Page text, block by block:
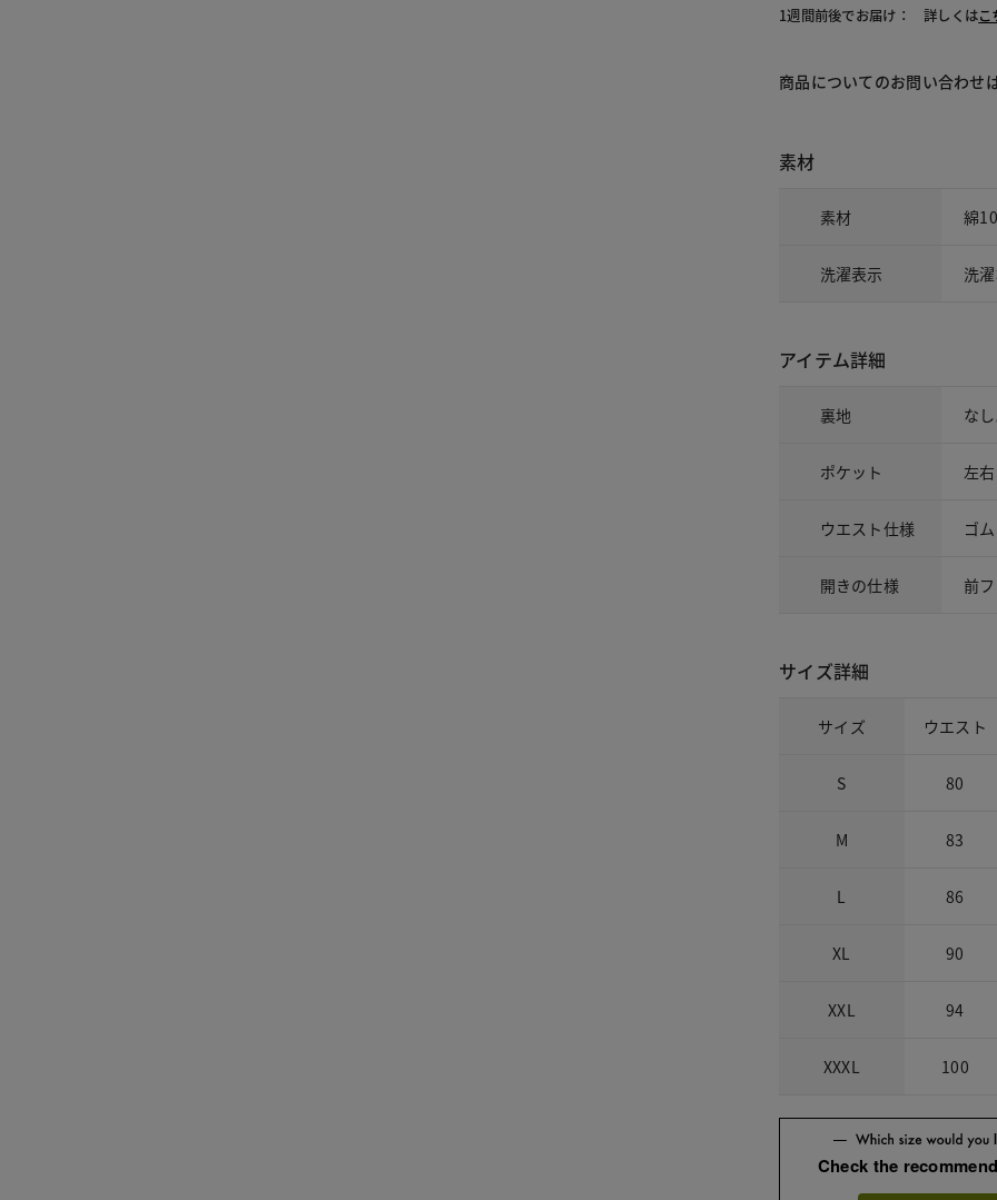
1週間前後でお届け： 詳しくはこ
商品についてのお問い合わせ
素材
素材 綿
洗濯表示 洗
アイテム詳細
裏地 なし
ポケット 左
ウエスト仕様 ゴム
開きの仕様 前
サイズ詳細
サイズ ウエスト
S 80
M 83
L 86
XL 90
XXL 94
XXXL 100
Check the